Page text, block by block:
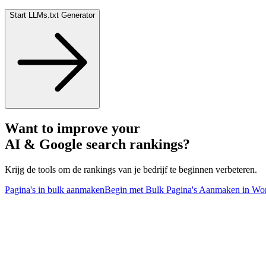
Start LLMs.txt Generator
Want to improve your
AI & Google search rankings?
Krijg de tools om de rankings van je bedrijf te beginnen verbeteren.
Pagina's in bulk aanmakenBegin met Bulk Pagina's Aanmaken in